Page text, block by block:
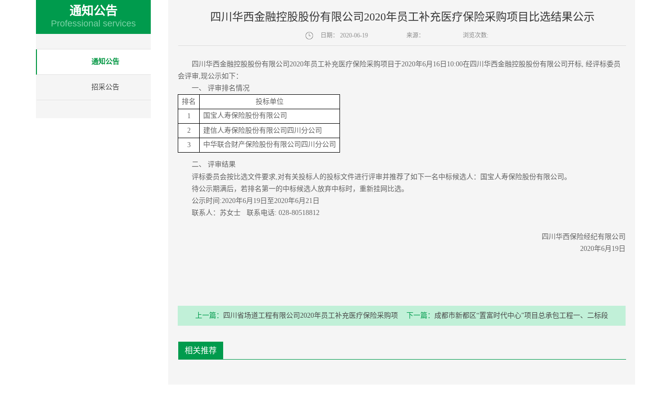
通知公告
Professional services
通知公告
招采公告
四川华西金融控股股份有限公司2020年员工补充医疗保险采购项目比选结果公示
日期： 2020-06-19 来源： 浏览次数:
四川华西金融控股股份有限公司 2020年员工补充医疗保险采购项目于2020年6月16日10:00在四川华西金融控股股份有限公司开标, 经评标委员
会评审,现公示如下：
一、 评审排名情况
排名
投标单位
1
国宝人寿保险股份有限公司
2
建信人寿保险股份有限公司四川分公司
3
中华联合财产保险股份有限公司四川分公司
二、 评审结果
评标委员会按比选文件要求,对有关投标人的投标文件进行评审并推荐了如下一名中标候选人：国宝人寿保险股份有限公司。
待公示期满后，若排名第一的中标候选人放弃中标时，重新挂网比选。
公示时间:2020年6月19日至2020年6月21日
联系人：苏女士 联系电话: 028-80518812
四川华西保险经纪有限公司
2020年6月19日
上一篇： 四川省场道工程有限公司2020年员工补充医疗保险采购项 下一篇： 成都市新都区“置富时代中心”项目总承包工程一、二标段
相关推荐